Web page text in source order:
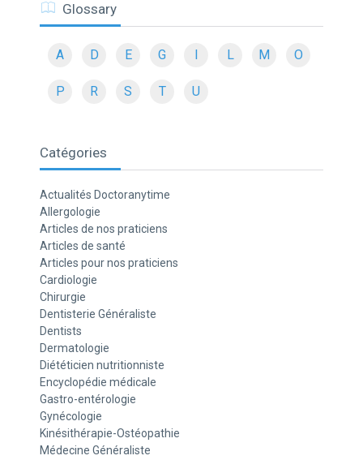
Glossary
A D E G I L M O
P R S T U
Catégories
Actualités Doctoranytime
Allergologie
Articles de nos praticiens
Articles de santé
Articles pour nos praticiens
Cardiologie
Chirurgie
Dentisterie Généraliste
Dentists
Dermatologie
Diététicien nutritionniste
Encyclopédie médicale
Gastro-entérologie
Gynécologie
Kinésithérapie-Ostéopathie
Médecine Généraliste